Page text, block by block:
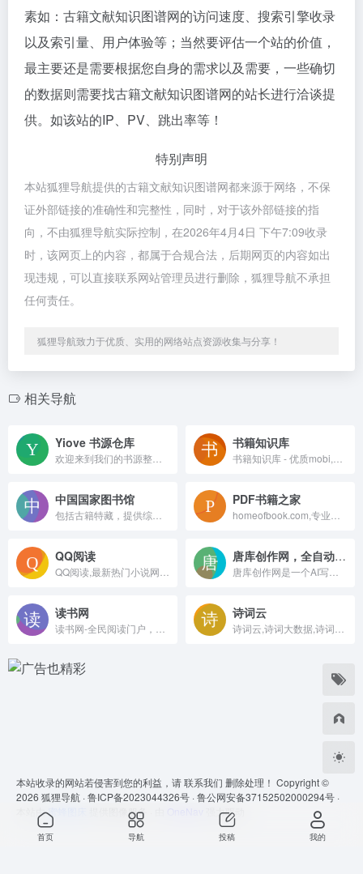
素如：古籍文献知识图谱网的访问速度、搜索引擎收录
以及索引量、用户体验等；当然要评估一个站的价值，
最主要还是需要根据您自身的需求以及需要，一些确切
的数据则需要找古籍文献知识图谱网的站长进行洽谈提
供。如该站的IP、PV、跳出率等！
特别声明
本站狐狸导航提供的古籍文献知识图谱网都来源于网络，不保
证外部链接的准确性和完整性，同时，对于该外部链接的指
向，不由狐狸导航实际控制，在2026年4月4日 下午7:09收录
时，该网页上的内容，都属于合规合法，后期网页的内容如出
现违规，可以直接联系网站管理员进行删除，狐狸导航不承担
任何责任。
狐狸导航致力于优质、实用的网络站点资源收集与分享！
相关导航
Yiove 书源仓库 书籍知识库
中国国家图书馆 PDF书籍之家
QQ阅读 唐库创作网，全自动小说生成器，AI写小说工具
读书网 诗词云
本站收录的网站若侵害到您的利益，请联系我们 删除处理！ Copyright ©
2026 狐狸导航 ·鲁ICP备2023044326号 ·鲁公网安备37152502000294号 ·
本站由蜜蜂图床 提供图像服务 · 由 强力驱动
首页 导航 投稿 我的